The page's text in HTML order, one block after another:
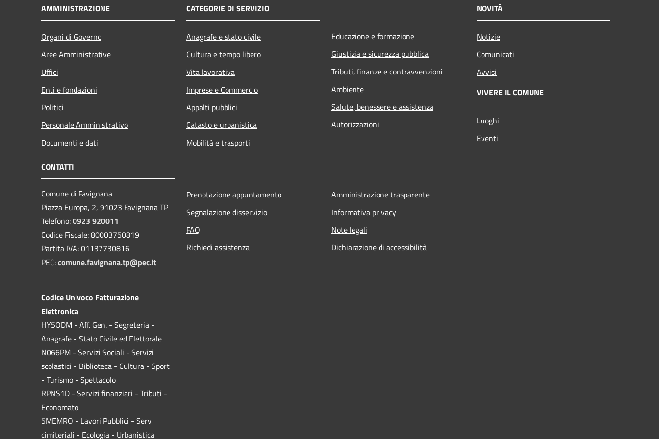
AMMINISTRAZIONE
Organi di Governo
Aree Amministrative
Uffici
Enti e fondazioni
Politici
Personale Amministrativo
Documenti e dati
CATEGORIE DI SERVIZIO
Anagrafe e stato civile
Cultura e tempo libero
Vita lavorativa
Imprese e Commercio
Appalti pubblici
Catasto e urbanistica
Mobilità e trasporti
Educazione e formazione
Giustizia e sicurezza pubblica
Tributi, finanze e contravvenzioni
Ambiente
Salute, benessere e assistenza
Autorizzazioni
NOVITÀ
Notizie
Comunicati
Avvisi
VIVERE IL COMUNE
Luoghi
Eventi
CONTATTI
Comune di Favignana
Piazza Europa, 2, 91023 Favignana TP
Telefono:0923 920011
Codice Fiscale: 80003750819
Partita IVA: 01137730816
PEC:comune.favignana.tp@pec.it
Codice Univoco Fatturazione
Elettronica
HY5ODM - Aff. Gen. - Segreteria -
Anagrafe - Stato Civile ed Elettorale
N066PM - Servizi Sociali - Servizi
scolastici - Biblioteca - Cultura - Sport
- Turismo - Spettacolo
RPNS1D - Servizi finanziari - Tributi -
Economato
5MEMRO - Lavori Pubblici - Serv.
cimiteriali - Ecologia - Urbanistica
Prenotazione appuntamento
Segnalazione disservizio
FAQ
Richiedi assistenza
Amministrazione trasparente
Informativa privacy
Note legali
Dichiarazione di accessibilità